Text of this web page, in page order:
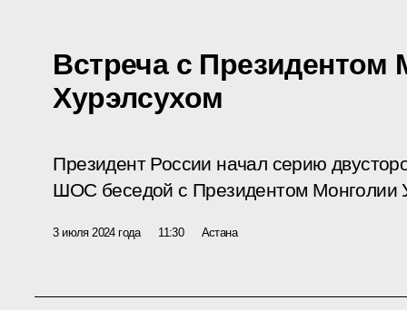
Встреча с Президентом
Хурэлсухом
Президент России начал серию
ШОС беседой с Президентом Монголии
3 июля 2024 года 11:30 Астана